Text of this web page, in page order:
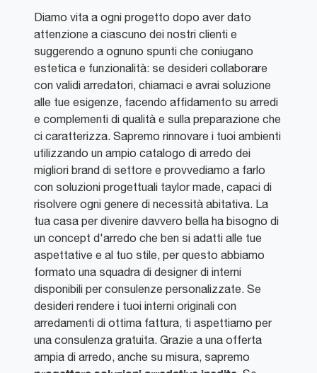
Diamo vita a ogni progetto dopo aver dato
attenzione a ciascuno dei nostri clienti e
suggerendo a ognuno spunti che coniugano
estetica e funzionalità: se desideri collaborare
con validi arredatori, chiamaci e avrai soluzione
alle tue esigenze, facendo affidamento su arredi
e complementi di qualità e sulla preparazione che
ci caratterizza. Sapremo rinnovare i tuoi ambienti
utilizzando un ampio catalogo di arredo dei
migliori brand di settore e provvediamo a farlo
con soluzioni progettuali taylor made, capaci di
risolvere ogni genere di necessità abitativa. La
tua casa per divenire davvero bella ha bisogno di
un concept d'arredo che ben si adatti alle tue
aspettative e al tuo stile, per questo abbiamo
formato una squadra di designer di interni
disponibili per consulenze personalizzate. Se
desideri rendere i tuoi interni originali con
arredamenti di ottima fattura, ti aspettiamo per
una consulenza gratuita. Grazie a una offerta
ampia di arredo, anche su misura, sapremo